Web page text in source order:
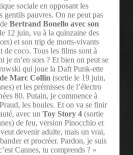
sociale en opposant les
gentils pauvres. On ne peut pas
Bertrand Bonello avec son
12 juin, vu à la quinzaine des
et son trip de morts-vivants
de coco. Tous les films sont à
je m’en sors ? Et bien on peut se
qui joue la Daft Punk-ette
Marc Collin (sortie le 19 juin,
et les prémisses de l’électro
80. Putain, je commence à
les boules. Et on va se finir
avec un Toy Story 4 (sortie
de feu, version Pinocchio et
devenir adulte, mais un vrai,
et procréer. Pardon, je suis
Cannes, tu comprends ? »